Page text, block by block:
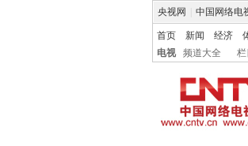
央视网 中国网络电
首页 新闻 经济
电视
频道大全 栏